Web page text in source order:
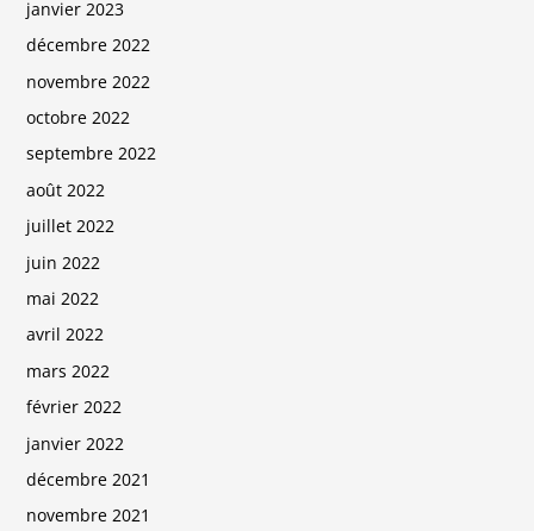
janvier 2023
décembre 2022
novembre 2022
octobre 2022
septembre 2022
août 2022
juillet 2022
juin 2022
mai 2022
avril 2022
mars 2022
février 2022
janvier 2022
décembre 2021
novembre 2021